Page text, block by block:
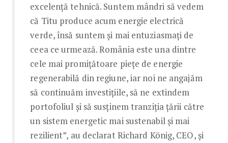
excelență tehnică. Suntem mândri să vedem
că Titu produce acum energie electrică
verde, însă suntem și mai entuziasmați de
ceea ce urmează. România este una dintre
cele mai promițătoare piețe de energie
regenerabilă din regiune, iar noi ne angajăm
să continuăm investițiile, să ne extindem
portofoliul și să susținem tranziția țării către
un sistem energetic mai sustenabil și mai
rezilient”, au declarat Richard König, CEO, și